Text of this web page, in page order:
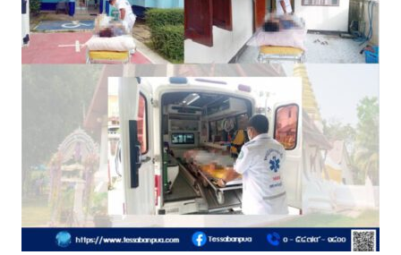
ที่พัก
Amante Baristro Hotel & Cafe’ @Pua
C View Home
Deply
Go Hight ‘O Village
HOMU Villa